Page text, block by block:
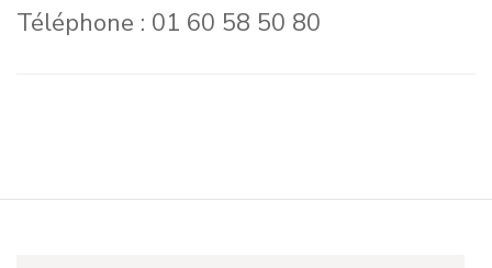
Téléphone : 01 60 58 50 80